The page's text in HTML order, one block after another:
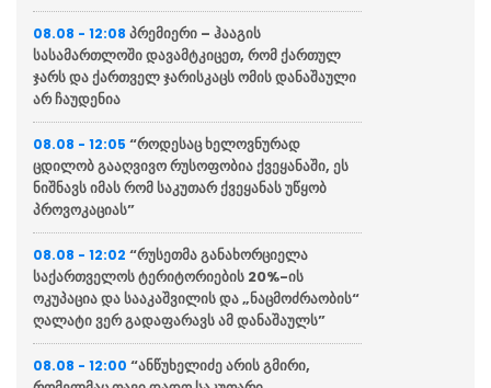
08.08 - 12:08 პრემიერი – ჰააგის
სასამართლოში დავამტკიცეთ, რომ ქართულ
ჯარს და ქართველ ჯარისკაცს ომის დანაშაული
არ ჩაუდენია
08.08 - 12:05 “როდესაც ხელოვნურად
ცდილობ გააღვივო რუსოფობია ქვეყანაში, ეს
ნიშნავს იმას რომ საკუთარ ქვეყანას უწყობ
პროვოკაციას”
08.08 - 12:02 “რუსეთმა განახორციელა
საქართველოს ტერიტორიების 20%-ის
ოკუპაცია და სააკაშვილის და „ნაცმოძრაობის“
ღალატი ვერ გადაფარავს ამ დანაშაულს”
08.08 - 12:00 “ანწუხელიძე არის გმირი,